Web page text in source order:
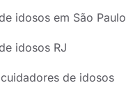
idosos em São Paulo
idosos RJ
de idosos